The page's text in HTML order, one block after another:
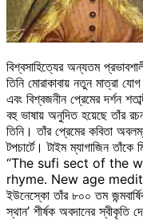
বিশ্বসাহিত্যের অন্যতম
তিনি মোরাকাবায় নতুন মাত্রা
এবং বিশ্বজনীন প্রেমের দর্শন
বহু ভাষায় অনুদিত হয়েছে তাঁর
তিনি। তাঁর প্রেমের কবিতা
টপচার্টে। টাইম ম্যাগাজিন
“The sufi sect of the
rhyme. New age
ইউনেস্কো তাঁর ৮০০ তম
স্থান’ শীর্ষক অবদানের স্বীকৃতি